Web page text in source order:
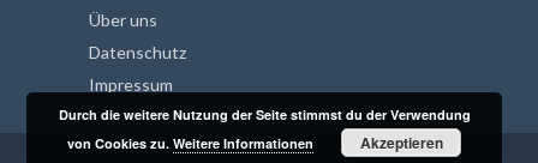
Über uns
Datenschutz
Impressum
Durch die weitere Nutzung der Seite stimmst du der Verwendung
von Cookies zu.Weitere Informationen Akzeptieren